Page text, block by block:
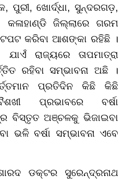
ପୁରୀ, ଖୋର୍ଦ୍ଧା, ସୁନ୍ଦରଗଡ଼,
ଜିଲ୍ଲାରେ ଗରମ
କରିବା ଆଶଙ୍କା ରହିଛି ।
ରାଜ୍ୟରେ ତାପମାତ୍ରା
ରହିବା ସମ୍ଭାବନା ଅଛି ।
ପ୍ରତିଦିନ କିଛି କିଛି
ପ୍ରଭାବରେ ବର୍ଷା
ବିସ୍ତୃତ ଅଞ୍ଚଳକୁ ଭିଜାଇବା
ଭଳି ବର୍ଷା ସମ୍ଭାବନା ଏବେ
ଡକ୍ଟର ସୁରେନ୍ଦ୍ରନାଥ